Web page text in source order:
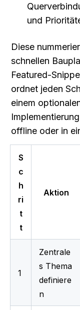
und
Diese
schnellen
Featured-
ordnet jeden
einem
offline oder in
S
c
h
ri
t
t
Aktion
1
Zentrale
s Thema
definiere
n